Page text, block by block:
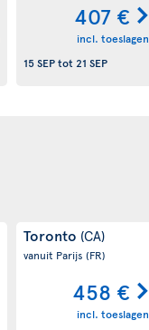
407 €
incl. toeslagen
15 SEPtot 21 SEP
Toronto (CA)
vanuit Parijs (FR)
458 €
incl. toeslagen